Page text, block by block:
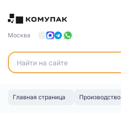
Москва
Главная страница Производство